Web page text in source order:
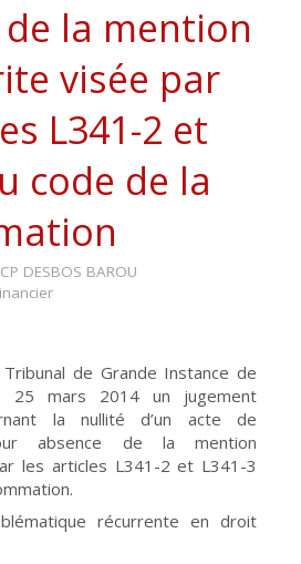
la mention
visée par
L341-2 et
code de la
DESBOS BAROU
de Grande Instance de
25 mars 2014 un jugement
la nullité d’un acte de
absence de la mention
les articles L341-2 et L341-3
récurrente en droit